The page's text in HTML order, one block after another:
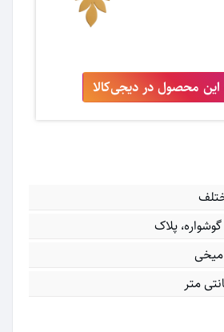
محصول در دیجی‌کالا
پلاک